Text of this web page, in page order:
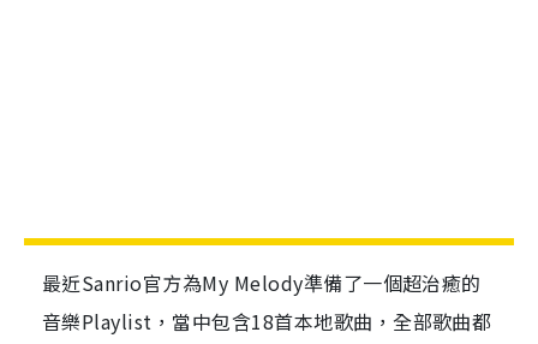
最近Sanrio官方為My Melody準備了一個超治癒的
音樂Playlist，當中包含18首本地歌曲，全部歌曲都